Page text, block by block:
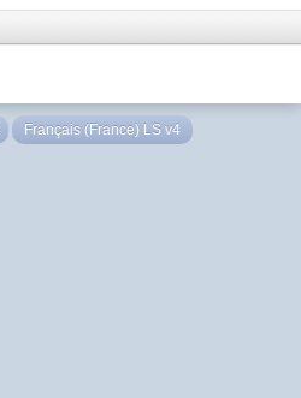
Français (France) LS v4